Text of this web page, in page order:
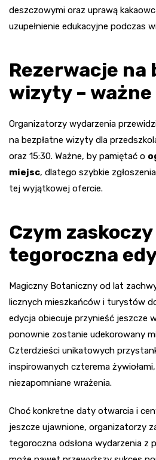
deszczowymi oraz uprawą
uzupełnienie edukacyjne podczas
Rezerwacje na
wizyty – ważne
Organizatorzy wydarzenia
na bezpłatne wizyty dla
oraz 15:30. Ważne, by pamiętać o
miejsc, dlatego szybkie
tej wyjątkowej ofercie.
Czym zaskoczy
tegoroczna
Magiczny Botaniczny od lat
licznych mieszkańców i turystów
edycja obiecuje przynieść jeszcze
ponownie zostanie udekorowany
Czterdzieści unikatowych
inspirowanych czterema
niezapomniane wrażenia.
Choć konkretne daty otwarcia i
jeszcze ujawnione, organizatorzy
tegoroczna odsłona wydarzenia z